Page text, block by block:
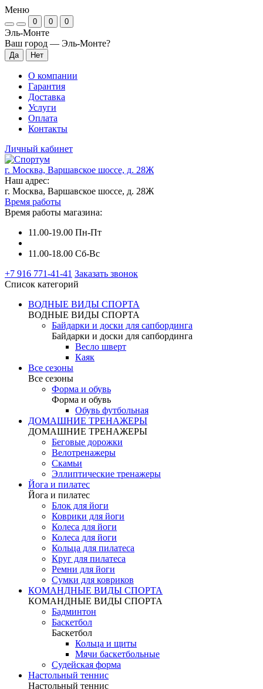
Меню
0 0 0
Эль-Монте
Ваш город — Эль-Монте?
О компании
Гарантия
Доставка
Услуги
Оплата
Контакты
Личный кабинет
г. Москва, Варшавское шоссе, д. 28Ж
Наш адрес:
г. Москва, Варшавское шоссе, д. 28Ж
Время работы
Время работы магазина:
11.00-19.00 Пн-Пт
11.00-18.00 Сб-Вс
+7 916 771-41-41 Заказать звонок
Список категорий
ВОДНЫЕ ВИДЫ СПОРТА
ВОДНЫЕ ВИДЫ СПОРТА
Байдарки и доски для сапбординга
Байдарки и доски для сапбординга
Весло шверт
Каяк
Все сезоны
Все сезоны
Форма и обувь
Форма и обувь
Обувь футбольная
ДОМАШНИЕ ТРЕНАЖЕРЫ
ДОМАШНИЕ ТРЕНАЖЕРЫ
Беговые дорожки
Велотренажеры
Скамьи
Эллиптические тренажеры
Йога и пилатес
Йога и пилатес
Блок для йоги
Коврики для йоги
Колеса для йоги
Колеса для йоги
Кольца для пилатеса
Круг для пилатеса
Ремни для йоги
Сумки для ковриков
КОМАНДНЫЕ ВИДЫ СПОРТА
КОМАНДНЫЕ ВИДЫ СПОРТА
Бадминтон
Баскетбол
Баскетбол
Кольца и щиты
Мячи баскетбольные
Судейская форма
Настольный теннис
Настольный теннис